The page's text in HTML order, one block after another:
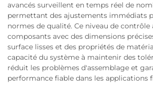
avancés surveillent en temps réel de
permettant des ajustements immédiats
normes de qualité. Ce niveau de contrôle
composants avec des dimensions
surface lisses et des propriétés de
capacité du système à maintenir des
réduit les problèmes d'assemblage et
performance fiable dans les applications